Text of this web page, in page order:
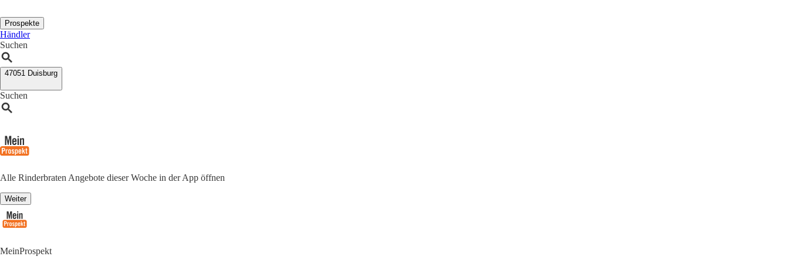
Prospekte
Händler
Suchen
47051 Duisburg
Suchen
Alle Rinderbraten Angebote dieser Woche in der App öffnen
Weiter
MeinProspekt